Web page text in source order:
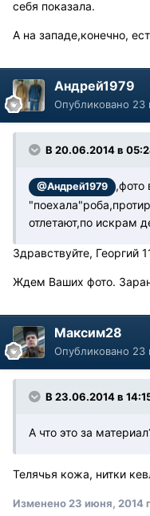
себя показала.
А на западе,конечно,
Андрей1979
Опубликовано 23
В 20.06.2014 в
@Андрей1979
,фото
отлетают,по искрам
Здравствуйте, Георгий
Ждем Ваших фото.
Максим28
Опубликовано 23
В 23.06.2014 в
А что это за
Телячья кожа, нитки
Изменено 23 июня, 2014